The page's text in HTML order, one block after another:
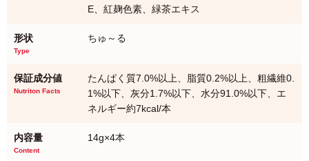
E、紅麹色素、緑茶エキス
形状
Type
ちゅ～る
保証成分値
Nutriton Facts
たんぱく質7.0%以上、脂質0.2%以上、粗繊維0.
1%以下、灰分1.7%以下、水分91.0%以下、エ
ネルギー約7kcal/本
内容量
Content
14g×4本